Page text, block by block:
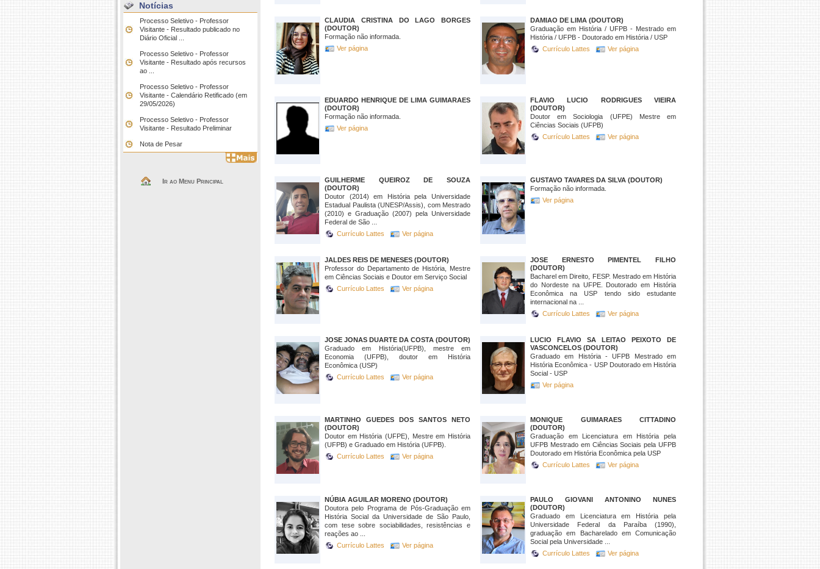
Notícias
Processo Seletivo - Professor
Visitante - Resultado publicado no
Diário Oficial ...
Processo Seletivo - Professor
Visitante - Resultado após recursos
ao ...
Processo Seletivo - Professor
Visitante - Calendário Retificado (em
29/05/2026)
Processo Seletivo - Professor
Visitante - Resultado Preliminar
Nota de Pesar
Ir ao Menu Principal
CLAUDIA CRISTINA DO LAGO BORGES
(DOUTOR)
Formação não informada.
Ver página
DAMIAO DE LIMA (DOUTOR)
Graduação em História / UFPB - Mestrado em
História / UFPB - Doutorado em História / USP
Currículo Lattes
Ver página
EDUARDO HENRIQUE DE LIMA GUIMARAES
(DOUTOR)
Formação não informada.
Ver página
FLAVIO LUCIO RODRIGUES VIEIRA
(DOUTOR)
Doutor em Sociologia (UFPE) Mestre em
Ciências Sociais (UFPB)
Currículo Lattes
Ver página
GUILHERME QUEIROZ DE SOUZA
(DOUTOR)
Doutor (2014) em História pela Universidade
Estadual Paulista (UNESP/Assis), com Mestrado
(2010) e Graduação (2007) pela Universidade
Federal de São ...
Currículo Lattes
Ver página
GUSTAVO TAVARES DA SILVA (DOUTOR)
Formação não informada.
Ver página
JALDES REIS DE MENESES (DOUTOR)
Professor do Departamento de História, Mestre
em Ciências Sociais e Doutor em Serviço Social
Currículo Lattes
Ver página
JOSE ERNESTO PIMENTEL FILHO
(DOUTOR)
Bacharel em Direito, FESP. Mestrado em História
do Nordeste na UFPE. Doutorado em História
Econômica na USP tendo sido estudante
internacional na ...
Currículo Lattes
Ver página
JOSE JONAS DUARTE DA COSTA (DOUTOR)
Graduado em História(UFPB), mestre em
Economia (UFPB), doutor em História
Econômica (USP)
Currículo Lattes
Ver página
LUCIO FLAVIO SA LEITAO PEIXOTO DE
VASCONCELOS (DOUTOR)
Graduado em História - UFPB Mestrado em
História Econômica - USP Doutorado em História
Social - USP
Ver página
MARTINHO GUEDES DOS SANTOS NETO
(DOUTOR)
Doutor em História (UFPE), Mestre em História
(UFPB) e Graduado em História (UFPB).
Currículo Lattes
Ver página
MONIQUE GUIMARAES CITTADINO
(DOUTOR)
Graduação em Licenciatura em História pela
UFPB Mestrado em Ciências Sociais pela UFPB
Doutorado em História Econômica pela USP
Currículo Lattes
Ver página
NÚBIA AGUILAR MORENO (DOUTOR)
Doutora pelo Programa de Pós-Graduação em
História Social da Universidade de São Paulo,
com tese sobre sociabilidades, resistências e
reações ao ...
Currículo Lattes
Ver página
PAULO GIOVANI ANTONINO NUNES
(DOUTOR)
Graduado em Licenciatura em História pela
Universidade Federal da Paraíba (1990),
graduação em Bacharelado em Comunicação
Social pela Universidade ...
Currículo Lattes
Ver página